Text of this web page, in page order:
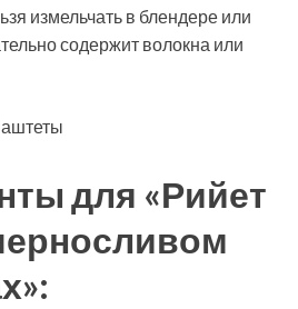
измельчать в блендере или
содержит волокна или
для «Рийет